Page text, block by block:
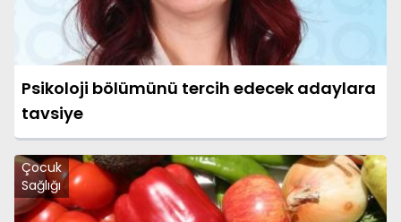
Psikoloji bölümünü tercih edecek adaylara
tavsiye
Çocuk
Sağlığı